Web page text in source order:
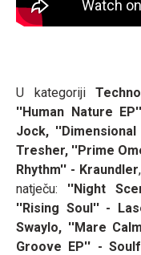
U kategoriji
''Human Nature
Jock,
Tresher, ''Prime
Rhythm'' - Kraundler
natječu: ''Night
''Rising Soul'' -
Swaylo, ''Mare
Groove EP'' -